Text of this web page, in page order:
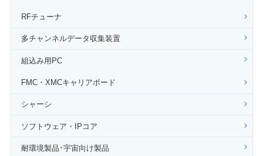
RFチューナ
多チャンネルデータ収集装置
組込み用PC
FMC・XMCキャリアボード
シャーシ
ソフトウェア・IPコア
耐環境製品･宇宙向け製品